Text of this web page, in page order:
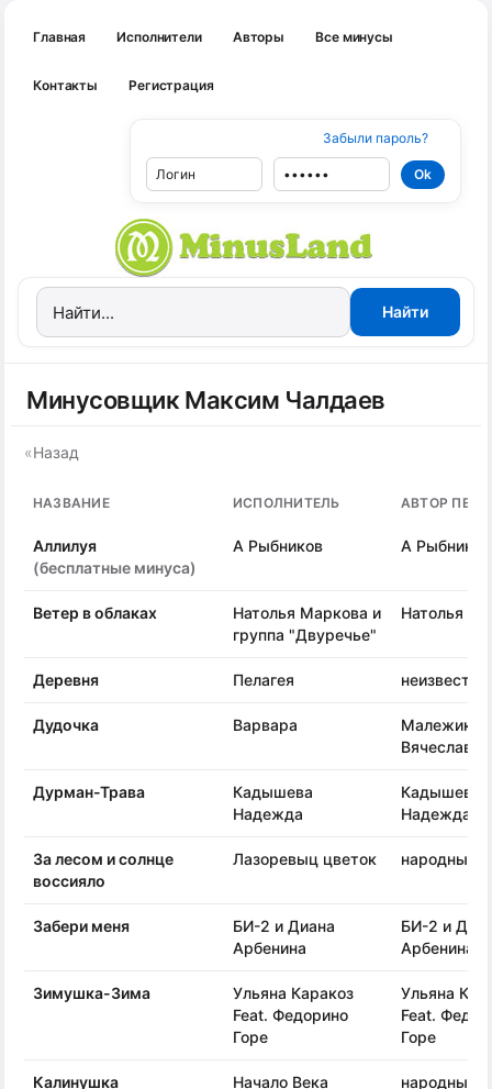
Главная Исполнители Авторы Все минусы
Контакты Регистрация
Забыли пароль?
Минусовщик Макcим Чалдаев
«Назад
НАЗВАНИЕ ИСПОЛНИТЕЛЬ АВТОР
Аллилуя
(бесплатные минуса)
А Рыбников А Рыбников
Ветер в облаках
Натолья Маркова и
группа "Двуречье"
Натолья
Деревня Пелагея неизвестен
Дудочка Варвара
Малежик
Вячеслав
Дурман-Трава
Кадышева
Надежда
Кадышева
Надежда
За лесом и солнце
воссияло
Лазоревыц цветок народные
Забери меня
БИ-2 и Диана
Арбенина
БИ-2 и
Арбенина
Зимушка-Зима
Ульяна Каракоз
Feat. Федорино
Горе
Ульяна
Feat.
Горе
Калинушка Начало Века народные